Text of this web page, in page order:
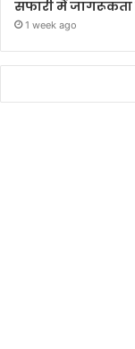
सफारी में जागरूकता
1 week ago